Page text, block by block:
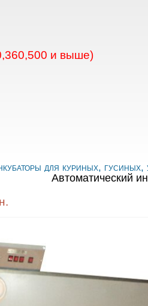
и выше)
для куриных,
Автоматический